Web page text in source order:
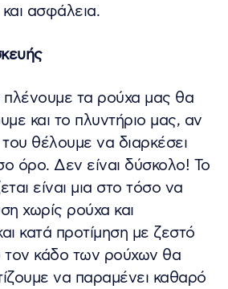
ασφάλεια.
τα ρούχα μας θα
και το πλυντήριο μας, αν
θέλουμε να διαρκέσει
όρο. Δεν είναι δύσκολο! Το
είναι μια στο τόσο να
χωρίς ρούχα και
κατά προτίμηση με ζεστό
τον κάδο των ρούχων θα
να παραμένει καθαρό